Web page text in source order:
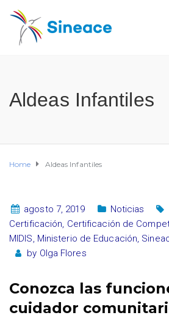
Aldeas Infantiles
Home Aldeas Infantiles
agosto 7, 2019 Noticias
Certificación, Certificación de
MIDIS, Ministerio de Educación,
by Olga Flores
Conozca las
cuidador